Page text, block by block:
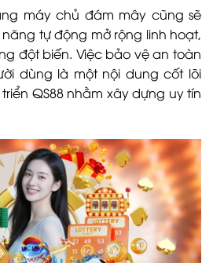
máy chủ đám mây cũng sẽ
tự động mở rộng linh hoạt,
đột biến. Việc bảo vệ an toàn
dùng là một nội dung cốt lõi
QS88 nhằm xây dựng uy tín